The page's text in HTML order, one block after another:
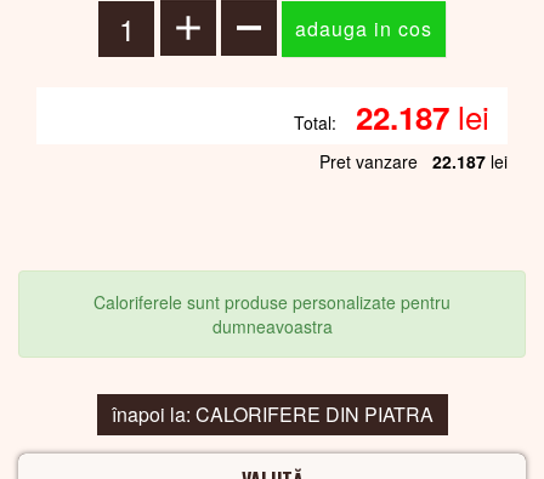
Total: 22.187 lei
Pret vanzare 22.187 lei
Caloriferele sunt produse personalizate pentru
dumneavoastra
înapoi la: CALORIFERE DIN PIATRA